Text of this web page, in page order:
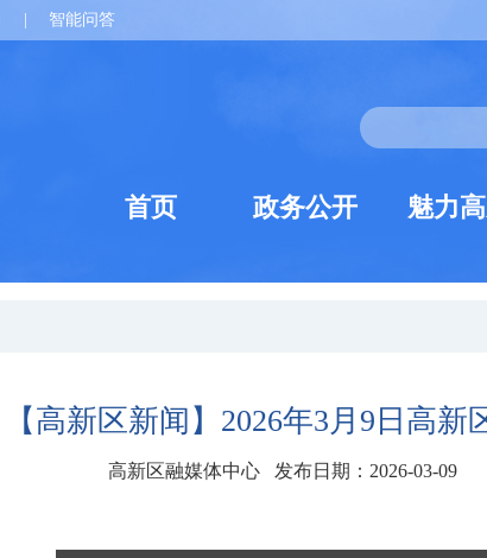
智能问答
首页 政务公开 魅力
【高新区新闻】2026年3月9日高新
高新区融媒体中心 发布日期：2026-03-09